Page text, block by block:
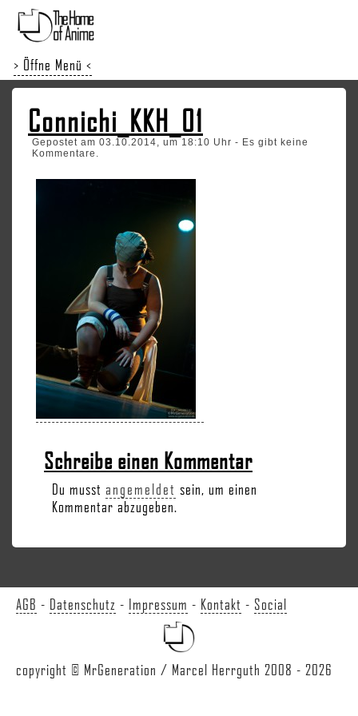
> Öffne Menü <
Connichi_KKH_01
Gepostet am 03.10.2014, um 18:10 Uhr - Es gibt keine
Kommentare.
Schreibe einen Kommentar
Du musst angemeldet sein, um einen
Kommentar abzugeben.
AGB - Datenschutz - Impressum - Kontakt - Social
copyright © MrGeneration / Marcel Herrguth 2008 - 2026